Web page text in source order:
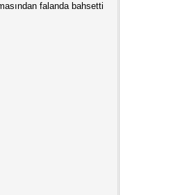
falanda bahsetti